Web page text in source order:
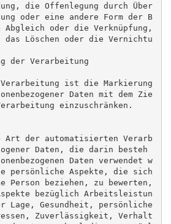
die Offenlegung durch Über
oder eine andere Form der B
oder die Verknüpfung,
das Löschen oder die Vernichtu
der Verarbeitung
Verarbeitung ist die Markierung
Daten mit dem Zie
einzuschränken.
der automatisierten Verarb
Daten, die darin besteh
Daten verwendet w
persönliche Aspekte, die sich
beziehen, zu bewerten,
bezüglich Arbeitsleistun
Gesundheit, persönliche
Zuverlässigkeit, Verhalt